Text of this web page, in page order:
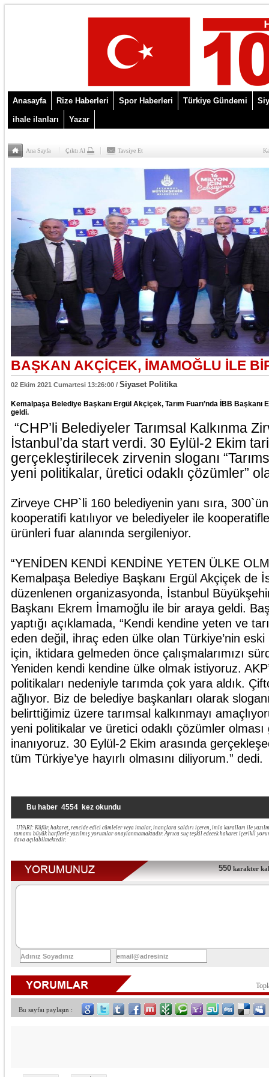
Anasayfa Rize Haberleri Spor Haberleri Türkiye Gündemi
ihale ilanları Yazar
Ana Sayfa Çıktı Al Tavsiye Et
BAŞKAN AKÇİÇEK, İMAMOĞLU İLE
02 Ekim 2021 Cumartesi 13:26:00 / Siyaset Politika
Kemalpaşa Belediye Başkanı Ergül Akçiçek, Tarım Fuarı’nda İBB
geldi.
“CHP’li Belediyeler Tarımsal Kalkınma
İstanbul’da start verdi. 30 Eylül-2 Ekim
gerçekleştirilecek zirvenin sloganı
yeni politikalar, üretici odaklı çözümler”
Zirveye CHP`li 160 belediyenin yanı sıra,
kooperatifi katılıyor ve belediyeler ile
ürünleri fuar alanında sergileniyor.
“YENİDEN KENDİ KENDİNE YETEN ÜLKE
Kemalpaşa Belediye Başkanı Ergül Akçiçek de
düzenlenen organizasyonda, İstanbul
Başkanı Ekrem İmamoğlu ile bir araya geldi.
yaptığı açıklamada, “Kendi kendine yeten ve
eden değil, ihraç eden ülke olan Türkiye’nin
için, iktidara gelmeden önce çalışmalarımızı
Yeniden kendi kendine ülke olmak istiyoruz.
politikaları nedeniyle tarımda çok yara aldık.
ağlıyor. Biz de belediye başkanları olarak
belirttiğimiz üzere tarımsal kalkınmayı
yeni politikalar ve üretici odaklı çözümler olması
inanıyoruz. 30 Eylül-2 Ekim arasında
tüm Türkiye’ye hayırlı olmasını diliyorum.” dedi.
Bu haber 4554 kez okundu
UYARI: Küfür, hakaret, rencide edici cümleler veya imalar, inançlara saldırı içeren, imla kuralları ile
tamamı büyük harflerle yazılmış yorumlar onaylanmamaktadır. Ayrıca suç teşkil edecek hakaret içerikli
dava açılabilmektedir.
550 karakter
Bu sayfaı paylaşın :